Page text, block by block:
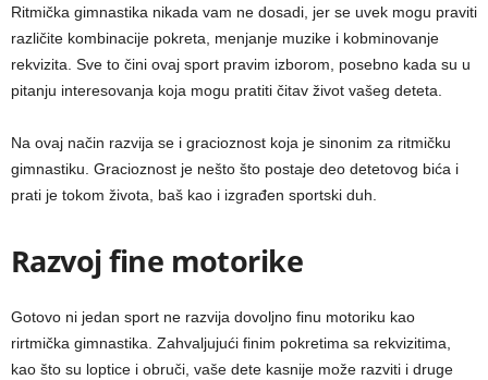
Ritmička gimnastika nikada vam ne dosadi, jer se uvek mogu praviti
različite kombinacije pokreta, menjanje muzike i kobminovanje
rekvizita. Sve to čini ovaj sport pravim izborom, posebno kada su u
pitanju interesovanja koja mogu pratiti čitav život vašeg deteta.
Na ovaj način razvija se i gracioznost koja je sinonim za ritmičku
gimnastiku. Gracioznost je nešto što postaje deo detetovog bića i
prati je tokom života, baš kao i izgrađen sportski duh.
Razvoj fine motorike
Gotovo ni jedan sport ne razvija dovoljno finu motoriku kao
rirtmička gimnastika. Zahvaljujući finim pokretima sa rekvizitima,
kao što su loptice i obruči, vaše dete kasnije može razviti i druge